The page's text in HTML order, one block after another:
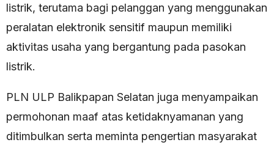
listrik, terutama bagi pelanggan yang menggunakan
peralatan elektronik sensitif maupun memiliki
aktivitas usaha yang bergantung pada pasokan
listrik.
PLN ULP Balikpapan Selatan juga menyampaikan
permohonan maaf atas ketidaknyamanan yang
ditimbulkan serta meminta pengertian masyarakat